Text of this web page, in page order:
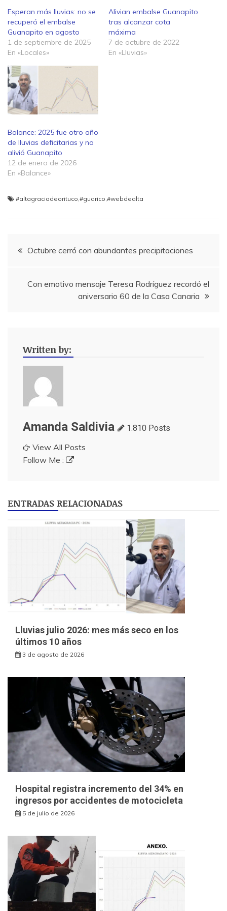
Esperan más lluvias: no se
recuperó el embalse
Guanapito en agosto
1 de septiembre de 2025
En «Locales»
Alivian embalse Guanapito
tras alcanzar cota
máxima
7 de octubre de 2022
En «Lluvias»
Balance: 2025 fue otro año
de lluvias deficitarias y no
alivió Guanapito
12 de enero de 2026
En «Balance»
#altagraciadeorituco #guarico #webdealta
Navegación
Octubre cerró con abundantes precipitaciones
Con emotivo mensaje Teresa Rodríguez recordó el
aniversario 60 de la Casa Canaria
Written by:
Amanda Saldivia 1.810 Posts
View All Posts
Follow Me :
ENTRADAS RELACIONADAS
Lluvias julio 2026: mes más seco en los
últimos 10 años
3 de agosto de 2026
Hospital registra incremento del 34% en
ingresos por accidentes de motocicleta
5 de julio de 2026